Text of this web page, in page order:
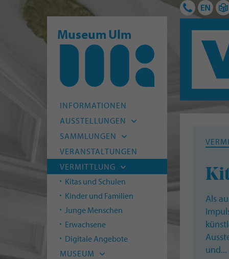
Museum Ulm
INFORMATIONEN
AUSSTELLUNGEN
Aktuell
Vorschau
Archiv
SAMMLUNGEN
Archäologie
Alte Kunst
Moderne
HfG-Archiv
Naturmuseum Ulm
Museum Digital
Provenienzforschung
Restaurierung
VERANSTALTUNGEN
VERMITTLUNG
Kitas und Schulen
Kinder und Familien
Junge Menschen
Erwachsene
Digitale Angebote
MUSEUM
Als